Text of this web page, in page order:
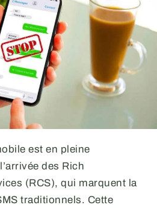
est en pleine
des Rich
(RCS), qui marquent la
traditionnels. Cette